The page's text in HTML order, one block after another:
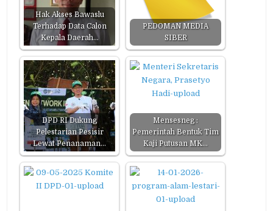
Hak Akses Bawaslu
Terhadap Data Calon
Kepala Daerah…
PEDOMAN MEDIA
SIBER
DPD RI Dukung
Pelestarian Pesisir
Lewat Penanaman…
Mensesneg :
Pemerintah Bentuk Tim
Kaji Putusan MK…